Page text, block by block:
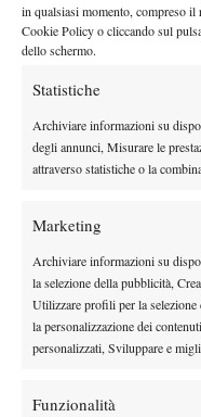
in qualsiasi momento, compreso
Cookie Policy o cliccando sul
dello schermo.
Statistiche
Archiviare informazioni su
degli annunci, Misurare le
attraverso statistiche o la
Marketing
Archiviare informazioni su
la selezione della pubblicità,
Utilizzare profili per la
la personalizzazione dei
personalizzati, Sviluppare e
Funzionalità
anche il percorso del
sottolineare le ottime
nonostante Pouille parte
francese al termine dei